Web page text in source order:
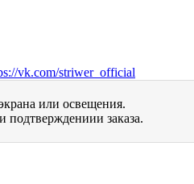
vk.com/striwer_official
или освещения.
подтверждениии заказа.